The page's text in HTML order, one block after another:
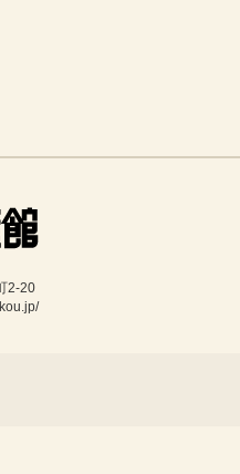
2-20